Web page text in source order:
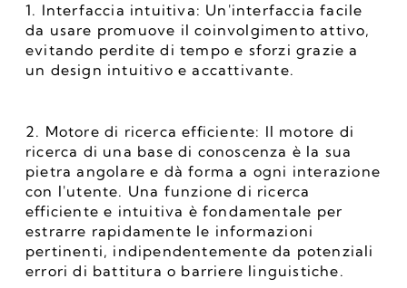
1. Interfaccia intuitiva: Un'interfaccia facile
da usare promuove il coinvolgimento attivo,
evitando perdite di tempo e sforzi grazie a
un design intuitivo e accattivante.
2. Motore di ricerca efficiente: Il motore di
ricerca di una base di conoscenza è la sua
pietra angolare e dà forma a ogni interazione
con l'utente. Una funzione di ricerca
efficiente e intuitiva è fondamentale per
estrarre rapidamente le informazioni
pertinenti, indipendentemente da potenziali
errori di battitura o barriere linguistiche.